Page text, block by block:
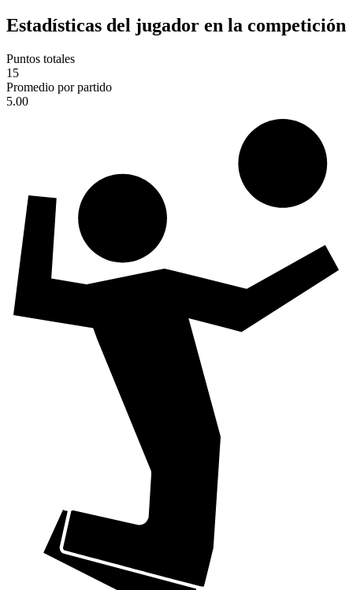
Estadísticas del jugador en la competición
Puntos totales
15
Promedio por partido
5.00